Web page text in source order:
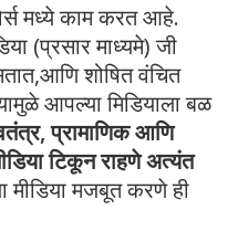
मध्ये काम करत आहे.
(प्रसार माध्यमे) जी
शोषित वंचित
आपल्या मिडियाला बळ
प्रामाणिक आणि
टिकून राहणे अत्यंत
मजबूत करणे ही